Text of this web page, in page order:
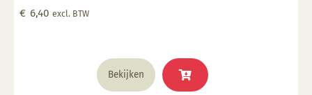
Geschikt voor gebruiksgoed mits er een transparant
€ 6,40 excl. BTW
Bekijken